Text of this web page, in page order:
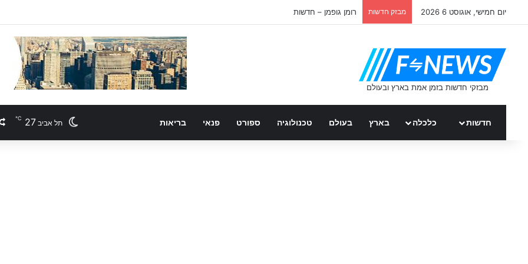
יום חמישי, אוגוסט 6 2026 מבזק חדשות רומן גופמן – חדשות
חדשות כלכלה בארץ בעולם טכנולוגיה ספורט פנאי בריאות תל אביב 27
℃